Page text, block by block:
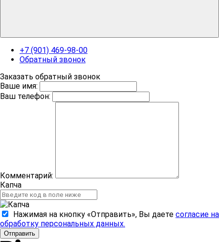
+7 (901) 469-98-00
Обратный звонок
Заказать обратный звонок
Ваше имя:
Ваш телефон:
Комментарий:
Капча
Нажимая на кнопку «Отправить», Вы даете согласие на
обработку персональных данных.
Отправить